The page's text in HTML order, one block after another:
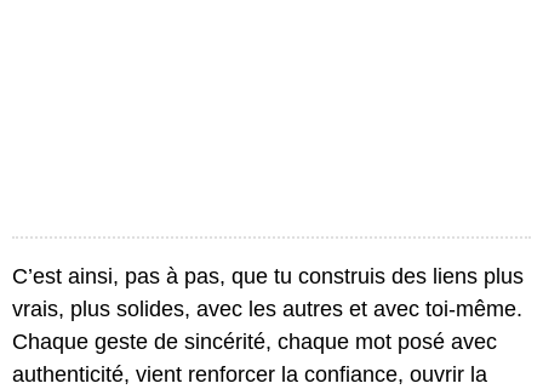
C’est ainsi, pas à pas, que tu construis des liens plus
vrais, plus solides, avec les autres et avec toi-même.
Chaque geste de sincérité, chaque mot posé avec
authenticité, vient renforcer la confiance, ouvrir la